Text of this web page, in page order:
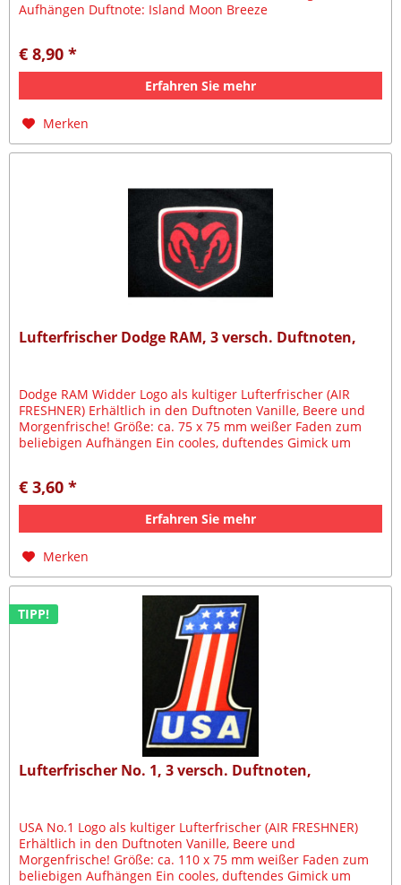
Aufhängen Duftnote: Island Moon Breeze
€ 8,90 *
Erfahren Sie mehr
Merken
Lufterfrischer Dodge RAM, 3 versch. Duftnoten,
Dodge RAM Widder Logo als kultiger Lufterfrischer (AIR
FRESHNER) Erhältlich in den Duftnoten Vanille, Beere und
Morgenfrische! Größe: ca. 75 x 75 mm weißer Faden zum
beliebigen Aufhängen Ein cooles, duftendes Gimick um
€ 3,60 *
Erfahren Sie mehr
Merken
TIPP!
Lufterfrischer No. 1, 3 versch. Duftnoten,
USA No.1 Logo als kultiger Lufterfrischer (AIR FRESHNER)
Erhältlich in den Duftnoten Vanille, Beere und
Morgenfrische! Größe: ca. 110 x 75 mm weißer Faden zum
beliebigen Aufhängen Ein cooles, duftendes Gimick um